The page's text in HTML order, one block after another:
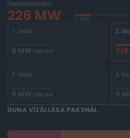
Összteljesítmény
226 MW 0 MW
1. blokk
0 MW/ 500 MW
2.
226
3. blokk
0 MW/ 500 MW
4.
0
DUNA VÍZÁLLÁSA PAKSNÁL